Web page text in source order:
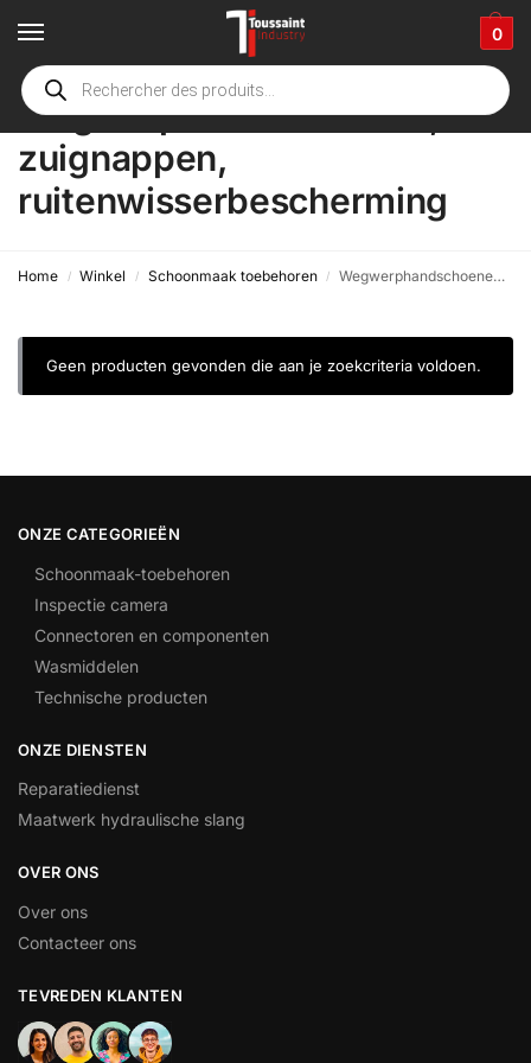
0
Wegwerphandschoenen,
zuignappen,
ruitenwisserbescherming
Home / Winkel / Schoonmaak toebehoren / Wegwerphandschoenen, zuignappen, ruitenwisserbescherming
Geen producten gevonden die aan je zoekcriteria voldoen.
ONZE CATEGORIEËN
Schoonmaak-toebehoren
Inspectie camera
Connectoren en componenten
Wasmiddelen
Technische producten
ONZE DIENSTEN
Reparatiedienst
Maatwerk hydraulische slang
OVER ONS
Over ons
Contacteer ons
TEVREDEN KLANTEN